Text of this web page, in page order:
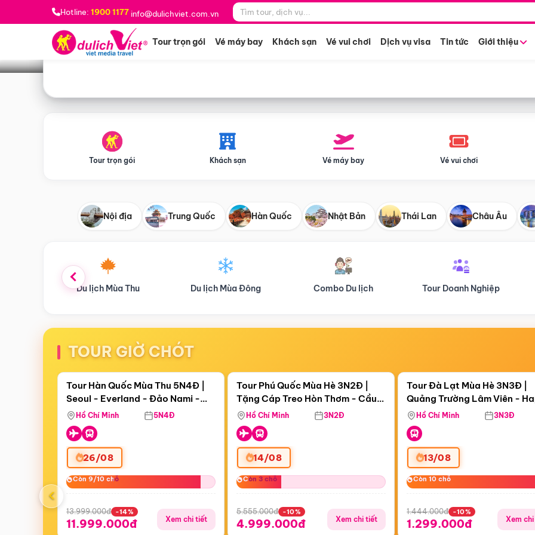
Hotline: 1900 1177 info@dulichviet.com.vn
Tour trọn gói Vé máy bay Khách sạn Vé vui chơi Dịch vụ visa Tin tức Giới thiệu
Bạn muốn đi đâu? *
Tour trọn gói Khách sạn Vé máy bay Vé vui chơi
Nội địa Trung Quốc Hàn Quốc Nhật Bản Thái Lan Châu Âu
Du lịch Mùa Đông Combo Du lịch Tour Doanh Nghiệp Du lịch Hành Hương
TOUR GIỜ CHÓT
Còn17 ngày 18:02:24
Bay Sun Phuquoc Airways
Điểm nổi bật
Tour Hàn Quốc Mùa Thu 5N4Đ |
Seoul - Everland - Đảo Nami -
Tháp Namsan (Bay Sun Phuquoc
Airways)
Hồ Chí Minh 5N4Đ
26/08
Còn 9/10 chỗ
Còn 9/10 chỗ
13.999.000đ -14%
11.999.000đ Xem chi tiết
Còn05 ngày 18:02:24
Tặng Cáp Treo Hòn Thơm
Tour Phú Quốc Mùa Hè 3N2Đ |
Tặng Cáp Treo Hòn Thơm - Cầu
Hôn - Công Viên Nước Aquatopia
Hồ Chí Minh 3N2Đ
14/08
Còn 3 chỗ
Còn 3 chỗ
5.555.000đ -10%
4.999.000đ Xem chi tiết
Còn04 ngày 18:02:24
Tour Đà Lạt Mùa Hè 3N3Đ |
Quảng Trường Lâm Viên -
Hill - Puppy Farm
Hồ Chí Minh 3N3Đ
13/08
Còn 10 chỗ
Còn 10 chỗ
1.444.000đ -10%
1.299.000đ Xem
‹